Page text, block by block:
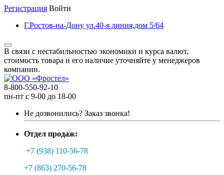
Регистрация Войти
Г.Ростов-на-Дону ул.40-я линия,дом 5/64
В связи с нестабильностью экономики и курса валют,
стоимость товара и его наличие уточняйте у менеджеров
компании.
8-800-550-92-10
пн-пт с 9-00 до 18-00
Не дозвонились? Заказ звонка!
Отдел продаж:
+7 (938) 110-56-78
+7 (863) 270-56-78